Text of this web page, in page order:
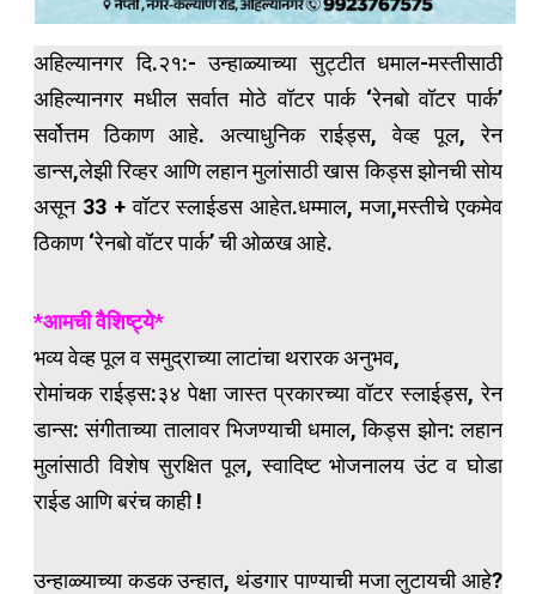
अहिल्यानगर दि.२१:- उन्हाळ्याच्या सुट्टीत धमाल-मस्तीसाठी
अहिल्यानगर मधील सर्वात मोठे वॉटर पार्क ‘रेनबो वॉटर पार्क’
सर्वोत्तम ठिकाण आहे. अत्याधुनिक राईड्स, वेव्ह पूल, रेन
डान्स,लेझी रिव्हर आणि लहान मुलांसाठी खास किड्स झोनची सोय
असून 33 + वॉटर स्लाईडस आहेत.धम्माल, मजा,मस्तीचे एकमेव
ठिकाण ‘रेनबो वॉटर पार्क’ ची ओळख आहे.
*आमची वैशिष्ट्ये*
भव्य वेव्ह पूल व समुद्राच्या लाटांचा थरारक अनुभव,
रोमांचक राईड्स:३४ पेक्षा जास्त प्रकारच्या वॉटर स्लाईड्स, रेन
डान्स: संगीताच्या तालावर भिजण्याची धमाल, किड्स झोन: लहान
मुलांसाठी विशेष सुरक्षित पूल, स्वादिष्ट भोजनालय उंट व घोडा
राईड आणि बरंच काही !
उन्हाळ्याच्या कडक उन्हात, थंडगार पाण्याची मजा लुटायची आहे?